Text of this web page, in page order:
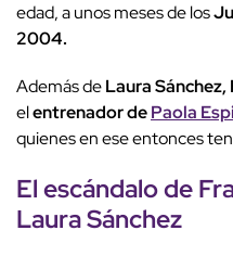
edad, a unos meses de los
2004.
Además deLaura Sánchez,
elentrenador dePaola
quienes en ese entonces
El escándalo de
Laura Sánchez